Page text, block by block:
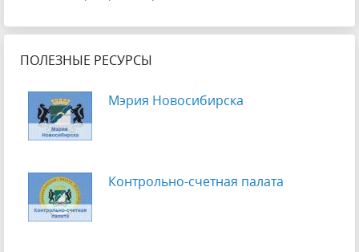
ПОЛЕЗНЫЕ РЕСУРСЫ
Мэрия Новосибирска
Контрольно-счетная палата